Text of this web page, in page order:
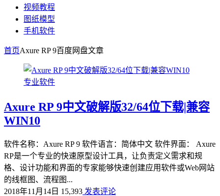
视频教程
图纸模型
手机软件
首页Axure RP 9百度网盘文章
专业软件
Axure RP 9中文破解版32/64位下载|兼容
WIN10
软件名称：Axure RP 9 软件语言：简体中文 软件界面： Axure
RP是一个专业的快速原型设计工具，让负责定义需求和规
格、设计功能和界面的专家能够快速创建应用软件或Web网站
的线框图、流程图...
2018年11月14日 15,393 发表评论